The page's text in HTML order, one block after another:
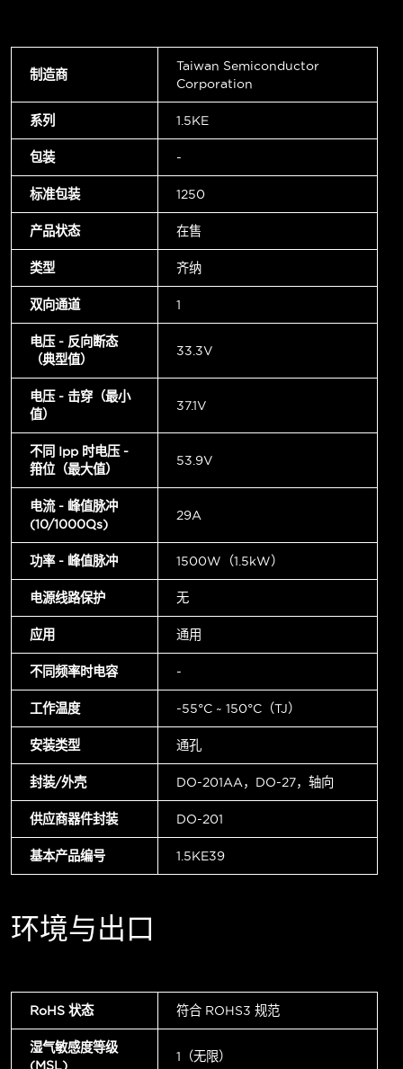
制造商
Taiwan Semiconductor
Corporation
系列 1.5KE
包装 -
标准包装 1250
产品状态 在售
类型 齐纳
双向通道 1
电压 - 反向断态
（典型值）
33.3V
电压 - 击穿（最小
值）
37.1V
不同 Ipp 时电压 -
箝位（最大值）
53.9V
电流 - 峰值脉冲
(10/1000µs)
29A
功率 - 峰值脉冲 1500W（1.5kW）
电源线路保护 无
应用 通用
不同频率时电容 -
工作温度 -55°C ~ 150°C（TJ）
安装类型 通孔
封装/外壳 DO-201AA，DO-27，轴向
供应商器件封装 DO-201
基本产品编号 1.5KE39
环境与出口
RoHS 状态 符合 ROHS3 规范
湿气敏感度等级
(MSL)
1（无限）